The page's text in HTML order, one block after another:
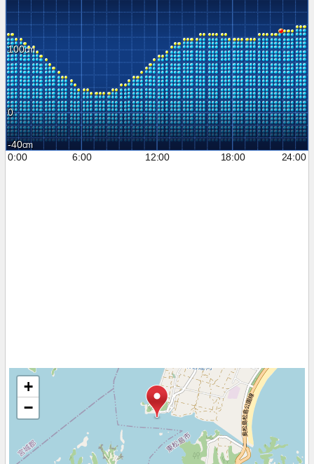
100
0
-40
0:00
6:00 12:00 18:00 24:00
+
−